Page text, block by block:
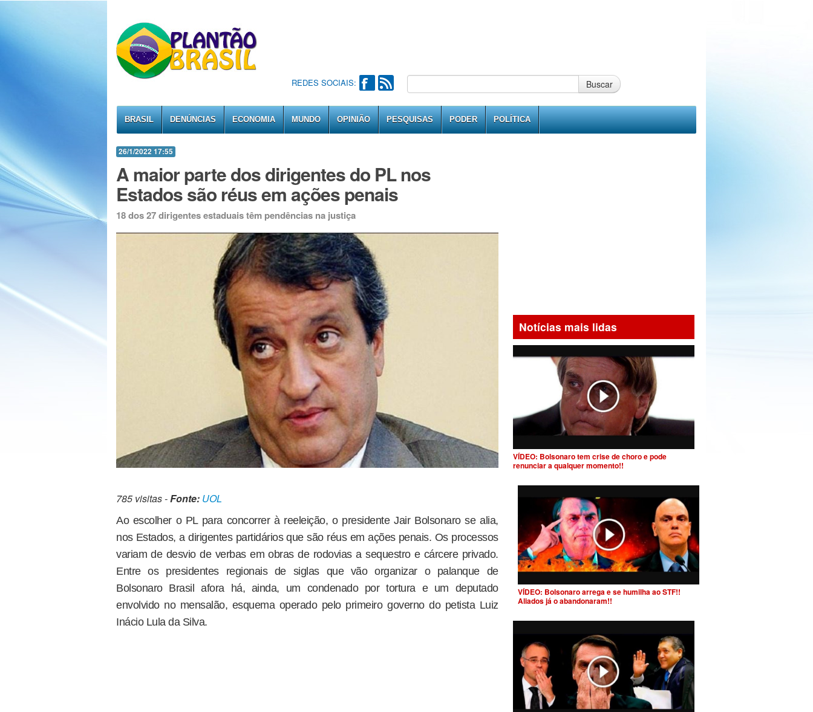
REDES SOCIAIS: Buscar
BRASIL DENÚNCIAS ECONOMIA MUNDO OPINIÃO PESQUISAS PODER POLÍTICA
26/1/2022 17:55
A maior parte dos dirigentes do PL nos
Estados são réus em ações penais
18 dos 27 dirigentes estaduais têm pendências na justiça
785 visitas -Fonte: UOL
Ao escolher o PL para concorrer à reeleição, o presidente Jair Bolsonaro se alia,
nos Estados, a dirigentes partidários que são réus em ações penais. Os processos
variam de desvio de verbas em obras de rodovias a sequestro e cárcere privado.
Entre os presidentes regionais de siglas que vão organizar o palanque de
Bolsonaro Brasil afora há, ainda, um condenado por tortura e um deputado
envolvido no mensalão, esquema operado pelo primeiro governo do petista Luiz
Inácio Lula da Silva.
Notícias mais lidas
VÍDEO: Bolsonaro tem crise de choro e pode
renunciar a qualquer momento!!
VÍDEO: Bolsonaro arrega e se humilha ao STF!!
Aliados já o abandonaram!!